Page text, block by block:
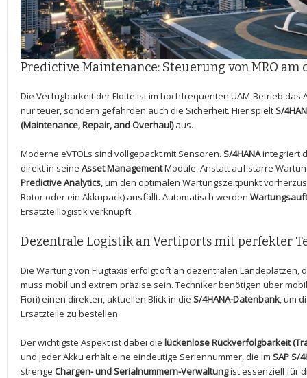
Predictive Maintenance: Steuerung von MRO
Die Verfügbarkeit der Flotte ist im hochfrequenten UAM-Betrieb das
nur teuer, sondern gefährden auch die Sicherheit. Hier spieltS/
(Maintenance, Repair, and Overhaul)aus.
Moderne eVTOLs sind vollgepackt mit Sensoren. S/4HANAintegriert
direkt in seine Asset ManagementModule. Anstatt auf starre
Predictive Analytics , um den optimalen Wartungszeitpunkt
Rotor oder ein Akkupack) ausfällt. Automatisch werden
Ersatzteillogistik verknüpft.
Dezentrale Logistik an Vertiports mit perfekter
Die Wartung von Flugtaxis erfolgt oft an dezentralen Landeplätzen,
muss mobil und extrem präzise sein. Techniker benötigen über
Fiori) einen direkten, aktuellen Blick in die S/4HANA-Datenbank , um
Ersatzteile zu bestellen.
Der wichtigste Aspekt ist dabei die lückenlose Rückverfolgbarkeit
und jeder Akku erhält eine eindeutige Seriennummer, die im SAP S/
strenge Chargen- und Serialnummern-Verwaltungist essenziell für